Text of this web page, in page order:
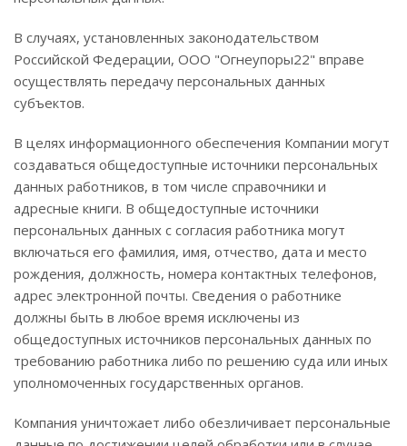
В случаях, установленных законодательством
Российской Федерации, ООО "Огнеупоры22" вправе
осуществлять передачу персональных данных
субъектов.
В целях информационного обеспечения Компании могут
создаваться общедоступные источники персональных
данных работников, в том числе справочники и
адресные книги. В общедоступные источники
персональных данных с согласия работника могут
включаться его фамилия, имя, отчество, дата и место
рождения, должность, номера контактных телефонов,
адрес электронной почты. Сведения о работнике
должны быть в любое время исключены из
общедоступных источников персональных данных по
требованию работника либо по решению суда или иных
уполномоченных государственных органов.
Компания уничтожает либо обезличивает персональные